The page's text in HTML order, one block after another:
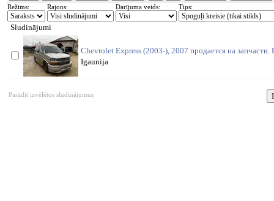
Režīms: Rajons: Darījuma veids: Tips:
Sludinājumi
Chevrolet Express (2003-), 2007 продается на
Igaunija
Parādīt izvēlētos sludinājumus